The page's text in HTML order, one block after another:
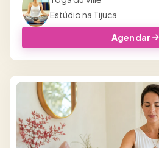
Estúdio na Tijuca
Agendar